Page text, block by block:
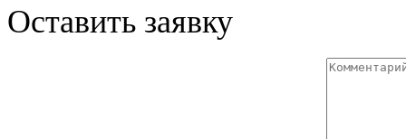
Оставить заявку